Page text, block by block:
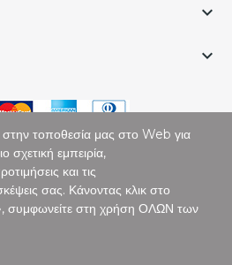


Reserved.
τοποθεσία μας στο Web για
σχετική εμπειρία,
και τις
σας. Κάνοντας κλικ στο
συμφωνείτε στη χρήση ΟΛΩΝ των